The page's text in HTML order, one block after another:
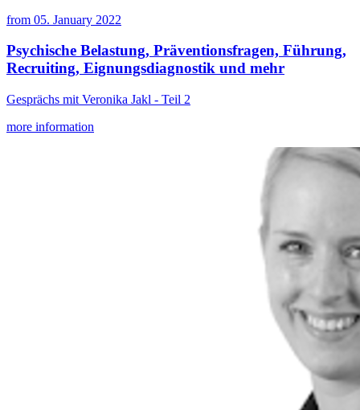
from 05. January 2022
Psychische Belastung, Präventionsfragen, Führung,
Recruiting, Eignungsdiagnostik und mehr
Gesprächs mit Veronika Jakl - Teil 2
more information